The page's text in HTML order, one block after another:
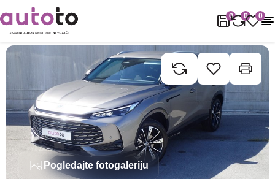
0 0 0
Naslovnica Rabljena vozila MG HS 1.5 T DCT
Pogledajte fotogaleriju